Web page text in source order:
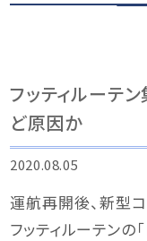
フッティルーテ
ど原因か
2020.08.05
運航再開後、新型
フッティルーテンの